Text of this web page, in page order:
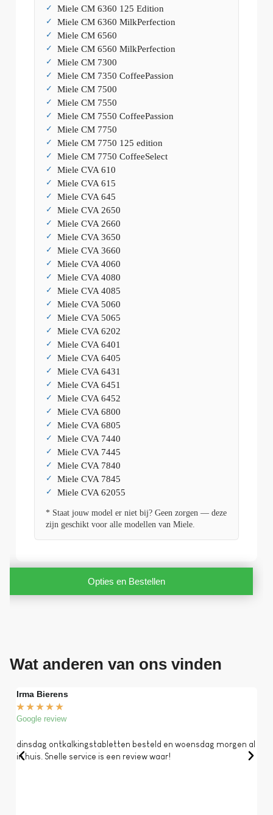
Miele CM 6360 125 Edition
Miele CM 6360 MilkPerfection
Miele CM 6560
Miele CM 6560 MilkPerfection
Miele CM 7300
Miele CM 7350 CoffeePassion
Miele CM 7500
Miele CM 7550
Miele CM 7550 CoffeePassion
Miele CM 7750
Miele CM 7750 125 edition
Miele CM 7750 CoffeeSelect
Miele CVA 610
Miele CVA 615
Miele CVA 645
Miele CVA 2650
Miele CVA 2660
Miele CVA 3650
Miele CVA 3660
Miele CVA 4060
Miele CVA 4080
Miele CVA 4085
Miele CVA 5060
Miele CVA 5065
Miele CVA 6202
Miele CVA 6401
Miele CVA 6405
Miele CVA 6431
Miele CVA 6451
Miele CVA 6452
Miele CVA 6800
Miele CVA 6805
Miele CVA 7440
Miele CVA 7445
Miele CVA 7840
Miele CVA 7845
Miele CVA 62055
* Staat jouw model er niet bij? Geen zorgen — deze
zijn geschikt voor alle modellen van Miele.
Opties en Bestellen
Wat anderen van ons vinden
Irma Bierens
★ ★ ★ ★ ★
Google review
dinsdag ontkalkingstabletten besteld en woensdag morgen al
in huis. Snelle service is een review waar!